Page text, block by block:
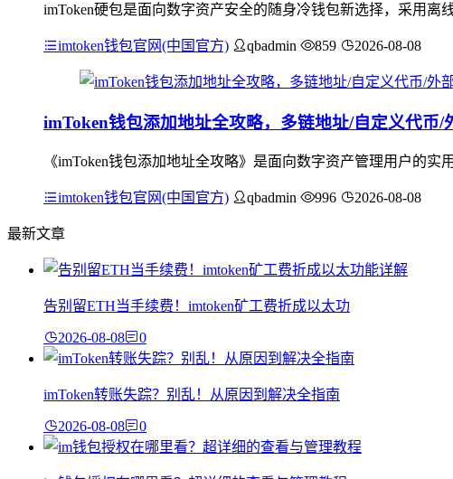
imToken硬包是面向数字资产安全的随身冷钱包新选择，采用
imtoken钱包官网(中国官方) qbadmin 859 2026-08-08
imToken钱包添加地址全攻略，多链地址/自定义代币/
《imToken钱包添加地址全攻略》是面向数字资产管理用户的
imtoken钱包官网(中国官方) qbadmin 996 2026-08-08
最新文章
告别留ETH当手续费！imtoken矿工费折成以太功
2026-08-08 0
imToken转账失踪？别乱！从原因到解决全指南
2026-08-08 0